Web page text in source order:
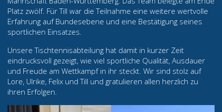
Platz zwölf. Für Till war die Teilnahme eine weitere wertvolle
Erfahrung auf Bundesebene und eine Bestätigung seines
sportlichen Einsatzes.
Unsere Tischtennisabteilung hat damit in kurzer Zeit
eindrucksvoll gezeigt, wie viel sportliche Qualität, Ausdauer
und Freude am Wettkampf in ihr steckt. Wir sind stolz auf
Lore, Ulrike, Felix und Till und gratulieren allen herzlich zu
ihren Erfolgen.